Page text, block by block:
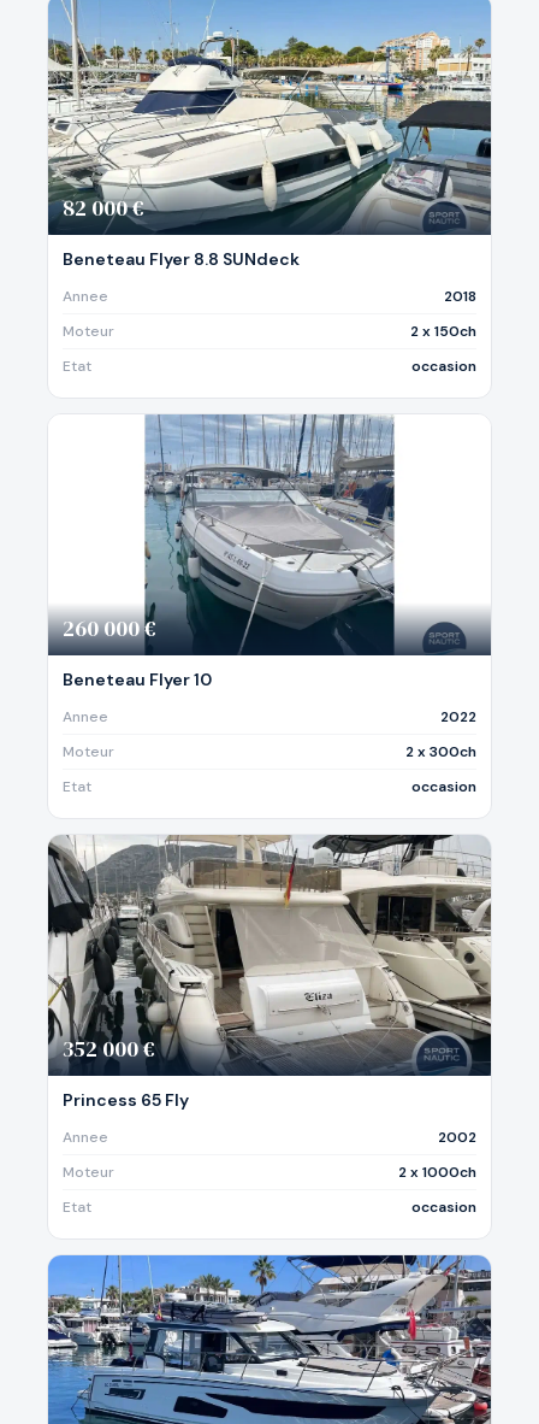
82 000 €
Beneteau Flyer 8.8 SUNdeck
Annee
2018
Moteur
2 x 150ch
Etat
occasion
260 000 €
Beneteau Flyer 10
Annee
2022
Moteur
2 x 300ch
Etat
occasion
352 000 €
Princess 65 Fly
Annee
2002
Moteur
2 x 1000ch
Etat
occasion